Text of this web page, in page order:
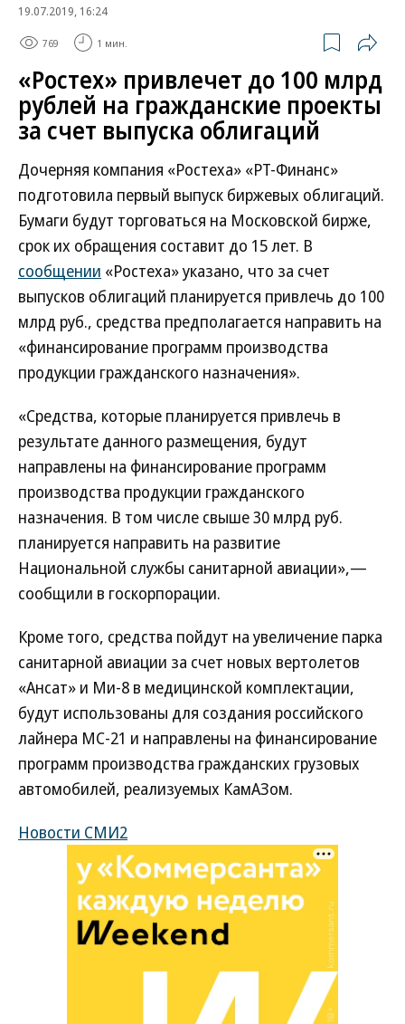
19.07.2019, 16:24
769 1 мин.
«Ростех» привлечет до 100 млрд
рублей на гражданские проекты
за счет выпуска облигаций
Дочерняя компания «Ростеха» «РТ-Финанс»
подготовила первый выпуск биржевых облигаций.
Бумаги будут торговаться на Московской бирже,
срок их обращения составит до 15 лет. В
сообщении «Ростеха» указано, что за счет
выпусков облигаций планируется привлечь до 100
млрд руб., средства предполагается направить на
«финансирование программ производства
продукции гражданского назначения».
«Средства, которые планируется привлечь в
результате данного размещения, будут
направлены на финансирование программ
производства продукции гражданского
назначения. В том числе свыше 30 млрд руб.
планируется направить на развитие
Национальной службы санитарной авиации»,—
сообщили в госкорпорации.
Кроме того, средства пойдут на увеличение парка
санитарной авиации за счет новых вертолетов
«Ансат» и Ми-8 в медицинской комплектации,
будут использованы для создания российского
лайнера МС-21 и направлены на финансирование
программ производства гражданских грузовых
автомобилей, реализуемых КамАЗом.
Новости СМИ2